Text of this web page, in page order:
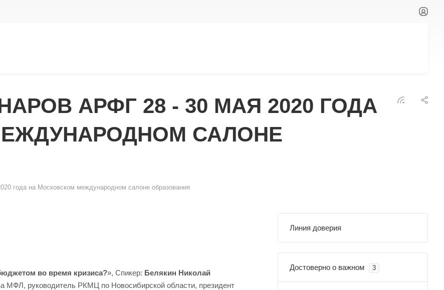
АРФГ 28 - 30 МАЯ 2020 ГОДА
САЛОНЕ
года на Московском международном салоне образования
во время кризиса?», Спикер: Белякин Николай
МФЛ, руководитель РКМЦ по Новосибирской области, президент
Линия доверия
Достоверно о важном 3